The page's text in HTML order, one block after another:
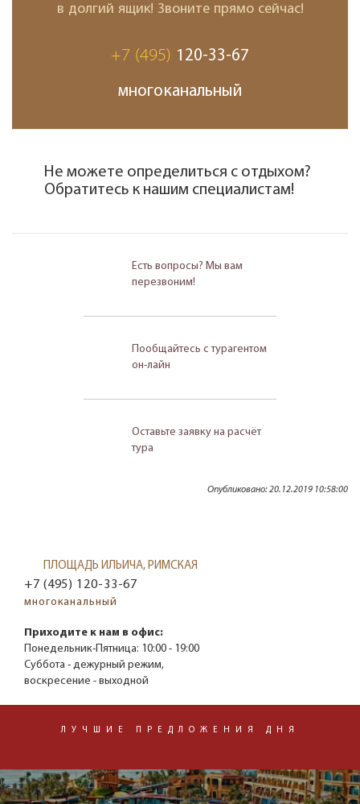
в долгий ящик! Звоните прямо сейчас!
+7 (495) 120-33-67
многоканальный
Не можете определиться с отдыхом?
Обратитесь к нашим специалистам!
Есть вопросы? Мы вам
перезвоним!
Пообщайтесь с турагентом
он-лайн
Оставьте заявку на расчёт
тура
Опубликовано: 20.12.2019 10:58:00
ПЛОЩАДЬ ИЛЬИЧА, РИМСКАЯ
+7 (495) 120-33-67
многоканальный
Приходите к нам в офис:
Понедельник-Пятница: 10:00 - 19:00
Суббота - дежурный режим,
воскресение - выходной
ЛУЧШИЕ ПРЕДЛОЖЕНИЯ ДНЯ